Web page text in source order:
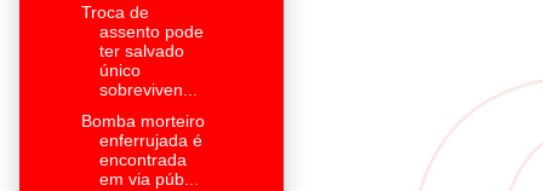
Troca de
assento pode
ter salvado
único
sobreviven...
Bomba morteiro
enferrujada é
encontrada
em via púb...